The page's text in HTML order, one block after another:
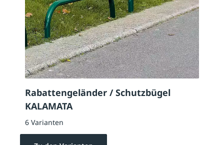
Rabattengeländer / Schutzbügel
KALAMATA
6 Varianten